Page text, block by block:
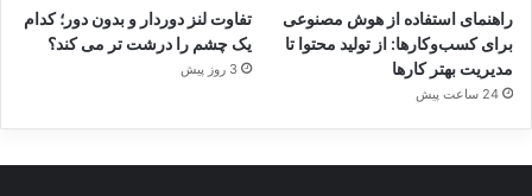
راهنمای استفاده از هوش مصنوعی
برای کسب‌وکارها: از تولید محتوا تا
مدیریت بهتر کارها
24 ساعت پیش
تفاوت لنز دوردار و بدون دور؛ کدام
یک چشم را درشت تر می کند؟
3 روز پیش